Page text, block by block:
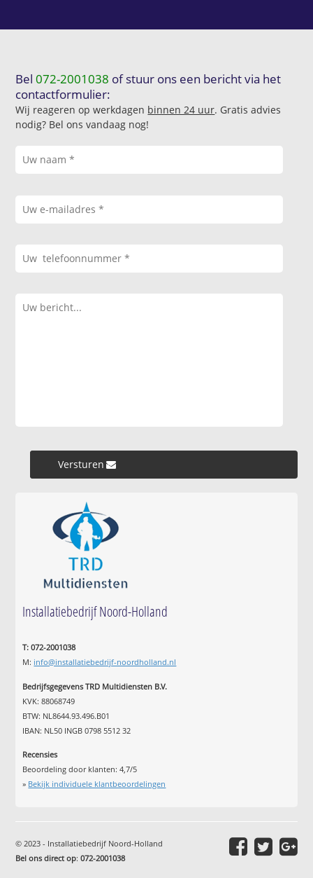
Bel072-2001038 of stuur ons een bericht via het
contactformulier:
Wij reageren op werkdagen binnen 24 uur. Gratis advies
nodig? Bel ons vandaag nog!
Versturen »
Installatiebedrijf Noord-Holland
T: 072-2001038
M: info@installatiebedrijf-noordholland.nl
Bedrijfsgegevens TRD Multidiensten B.V.
KVK: 88068749
BTW: NL8644.93.496.B01
IBAN: NL50 INGB 0798 5512 32
Recensies
Beoordeling door klanten:4,7/5
» Bekijk individuele klantbeoordelingen
© 2023 - Installatiebedrijf Noord-Holland
Bel ons direct op:072-2001038